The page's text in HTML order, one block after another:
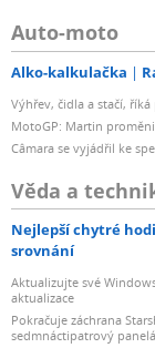
Auto-moto
Alko-kalkulačka
Výhřev, čidla a stačí,
MotoGP: Martin
Câmara se vyjádřil ke
Věda a
Nejlepší chytré
srovnání
Aktualizujte své
aktualizace
Pokračuje záchrana
sedmnáctipatrový